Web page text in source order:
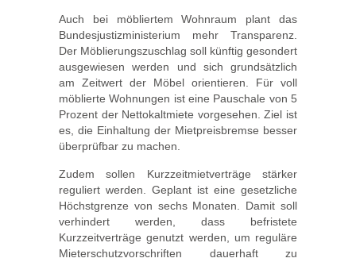
Auch bei möbliertem Wohnraum plant das
Bundesjustizministerium mehr Transparenz.
Der Möblierungszuschlag soll künftig gesondert
ausgewiesen werden und sich grundsätzlich
am Zeitwert der Möbel orientieren. Für voll
möblierte Wohnungen ist eine Pauschale von 5
Prozent der Nettokaltmiete vorgesehen. Ziel ist
es, die Einhaltung der Mietpreisbremse besser
überprüfbar zu machen.
Zudem sollen Kurzzeitmietverträge stärker
reguliert werden. Geplant ist eine gesetzliche
Höchstgrenze von sechs Monaten. Damit soll
verhindert werden, dass befristete
Kurzzeitverträge genutzt werden, um reguläre
Mieterschutzvorschriften dauerhaft zu